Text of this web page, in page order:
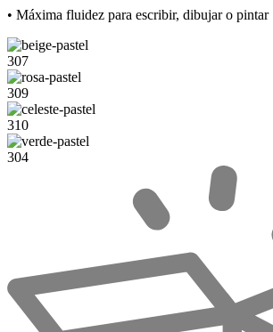
• Máxima fluidez para escribir, dibujar o pintar
307
309
310
304